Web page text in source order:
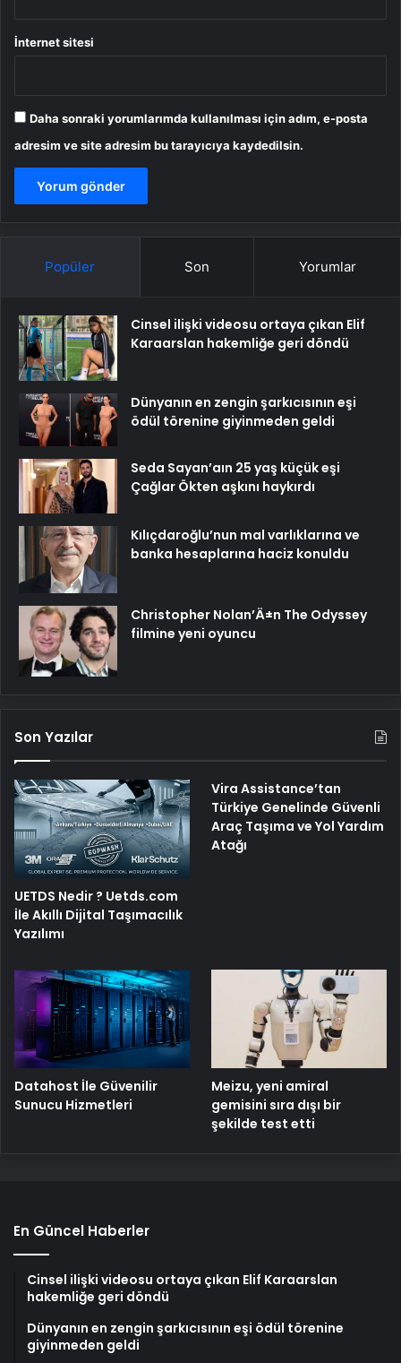
İnternet sitesi
Daha sonraki yorumlarımda kullanılması için adım, e-posta
adresim ve site adresim bu tarayıcıya kaydedilsin.
Popüler Son Yorumlar
Cinsel ilişki videosu ortaya çıkan Elif
Karaarslan hakemliğe geri döndü
Dünyanın en zengin şarkıcısının eşi
ödül törenine giyinmeden geldi
Seda Sayan’aın 25 yaş küçük eşi
Çağlar Ökten aşkını haykırdı
Kılıçdaroğlu’nun mal varlıklarına ve
banka hesaplarına haciz konuldu
Christopher Nolan’Ä±n The Odyssey
filmine yeni oyuncu
Son Yazılar
UETDS Nedir ? Uetds.com
İle Akıllı Dijital Taşımacılık
Yazılımı
Vira Assistance’tan
Türkiye Genelinde Güvenli
Araç Taşıma ve Yol Yardım
Atağı
Datahost İle Güvenilir
Sunucu Hizmetleri
Meizu, yeni amiral
gemisini sıra dışı bir
şekilde test etti
En Güncel Haberler
Cinsel ilişki videosu ortaya çıkan Elif Karaarslan
hakemliğe geri döndü
Dünyanın en zengin şarkıcısının eşi ödül törenine
giyinmeden geldi